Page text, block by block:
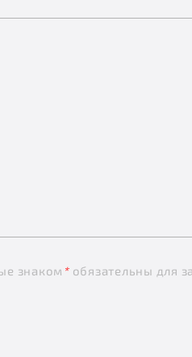
знаком *обязательны для